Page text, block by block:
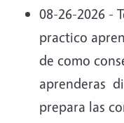
08-26-2026 -
practico
de como
aprenderas
prepara las